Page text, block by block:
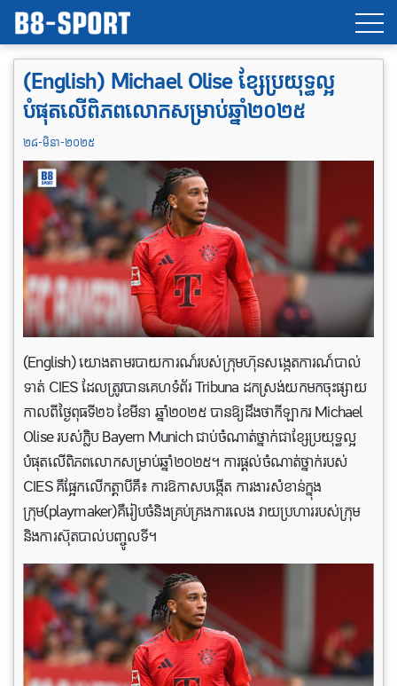
(English) Michael Olise ខ្សែប្រយុទ្ធល្អ
បំផុតលើពិភពលោកសម្រាប់ឆ្នាំ២០២៥
២៨-មិនា-២០២៥
(English) យោងតាមរបាយការណ៍របស់ក្រុមហ៊ុនសង្កេតការណ៍បាល់
ទាត់ CIES ដែលត្រូវបានគេហទំព័រ Tribuna ដកស្រង់យកមកចុះផ្សាយ
កាលពីថ្ងៃពុធទី២៦ ខែមីនា ឆ្នាំ​២០២៥ បានឱ្យដឹងថាកីឡាករ Michael
Olise របស់ក្លិប Bayern Munich ជាប់ចំណាត់ថ្នាក់ជាខ្សែប្រយុទ្ធល្អ
បំផុតលើពិភពលោកសម្រាប់ឆ្នាំ២០២៥។ ការផ្តល់ចំណាត់ថ្នាក់របស់
CIES គឺផ្អែកលើកត្តាបីគឺ៖ ការឱកាសបង្កើត ការងារសំខាន់ក្នុង
ក្រុម(playmaker)គឺរៀបចំនិងគ្រប់គ្រងការលេង វាយប្រហាររបស់ក្រុម
និងការស៊ុតបាល់បញ្ចូលទី។